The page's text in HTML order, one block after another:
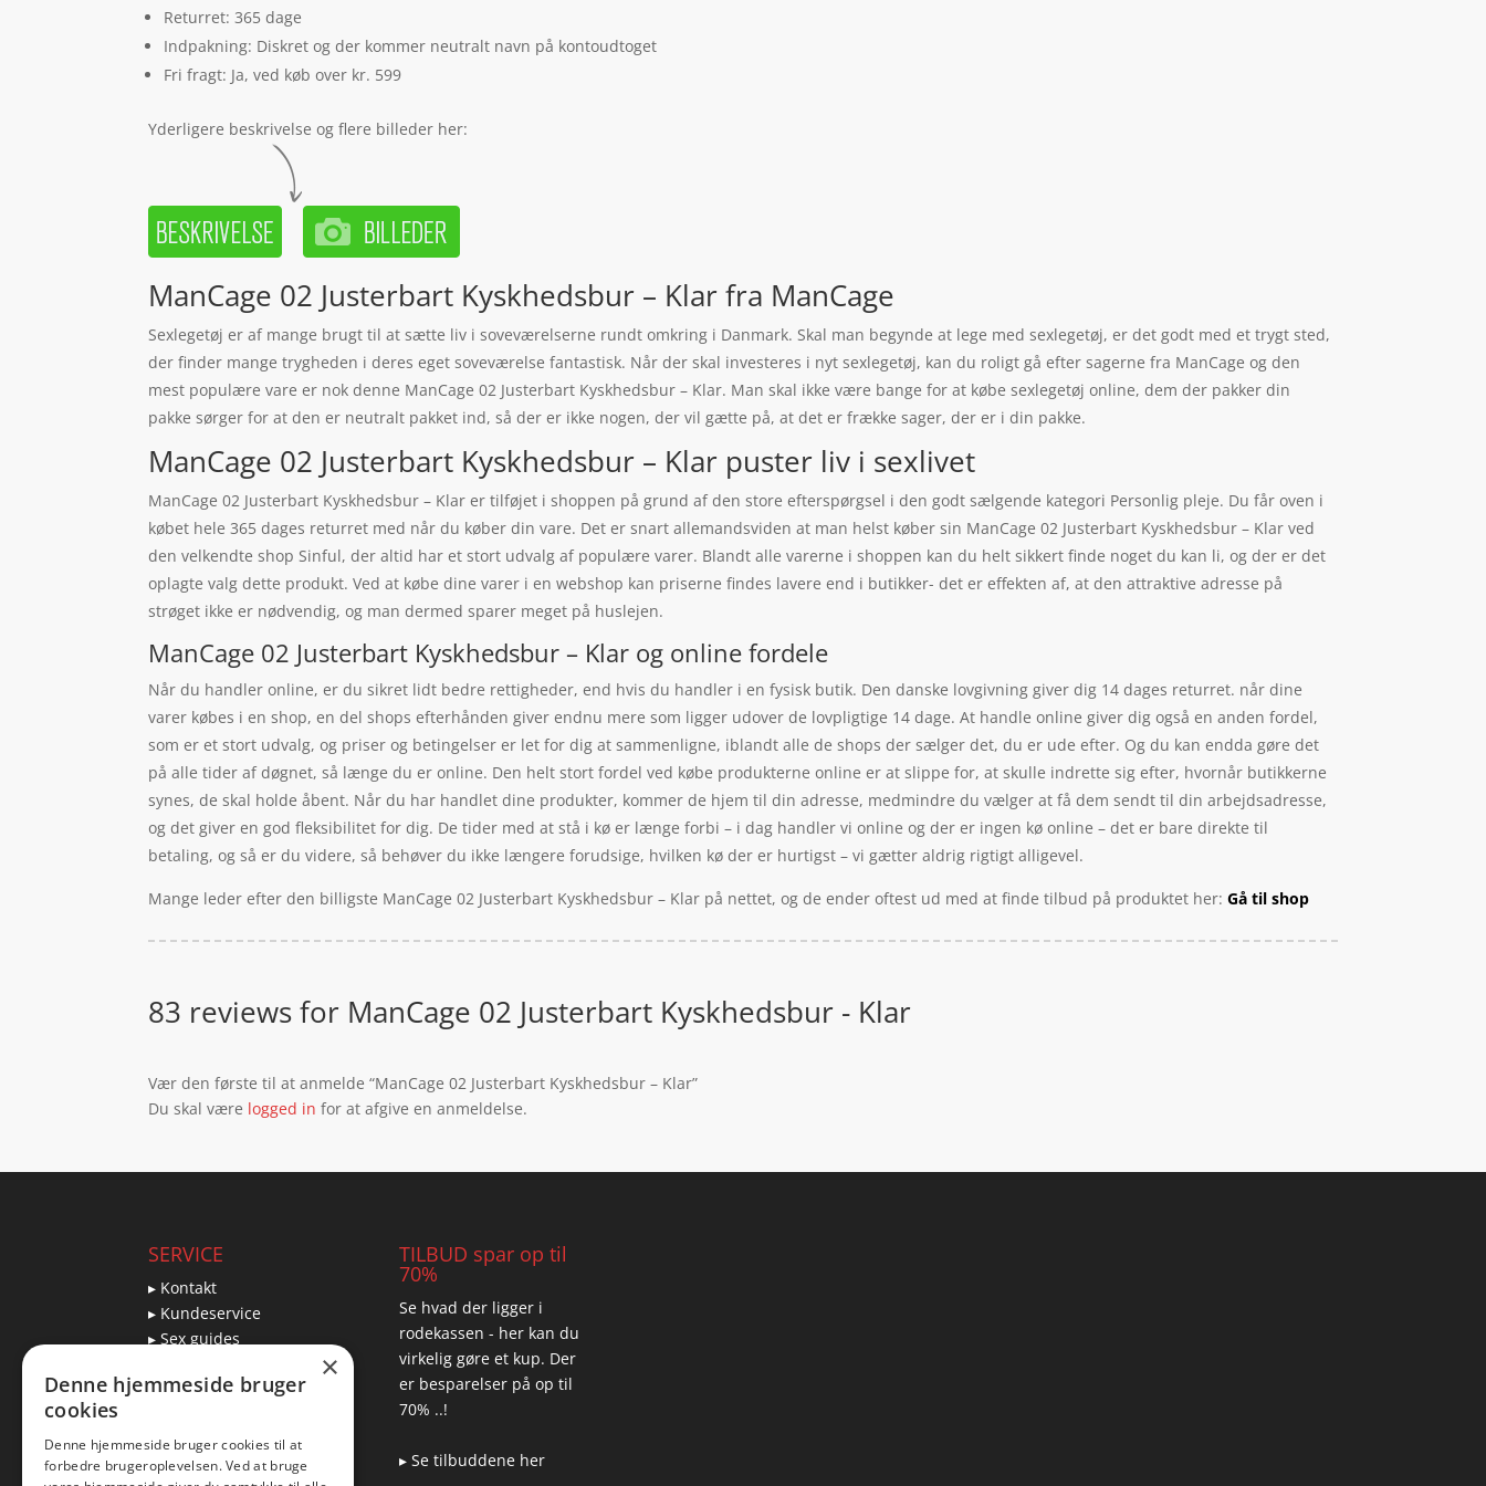
Returret: 365 dage
Indpakning: Diskret og der kommer neutralt navn på kontoudtoget
Fri fragt: Ja, ved køb over kr. 599
Yderligere beskrivelse og flere billeder her:
ManCage 02 Justerbart Kyskhedsbur – Klar fra ManCage
Sexlegetøj er af mange brugt til at sætte liv i soveværelserne rundt omkring i Danmark. Skal man begynde at lege med sexlegetøj, er det godt med et trygt sted,
der finder mange trygheden i deres eget soveværelse fantastisk. Når der skal investeres i nyt sexlegetøj, kan du roligt gå efter sagerne fra ManCage og den
mest populære vare er nok denne ManCage 02 Justerbart Kyskhedsbur – Klar. Man skal ikke være bange for at købe sexlegetøj online, dem der pakker din
pakke sørger for at den er neutralt pakket ind, så der er ikke nogen, der vil gætte på, at det er frække sager, der er i din pakke.
ManCage 02 Justerbart Kyskhedsbur – Klar puster liv i sexlivet
ManCage 02 Justerbart Kyskhedsbur – Klar er tilføjet i shoppen på grund af den store efterspørgsel i den godt sælgende kategori Personlig pleje. Du får oven i
købet hele 365 dages returret med når du køber din vare. Det er snart allemandsviden at man helst køber sin ManCage 02 Justerbart Kyskhedsbur – Klar ved
den velkendte shop Sinful, der altid har et stort udvalg af populære varer. Blandt alle varerne i shoppen kan du helt sikkert finde noget du kan li, og der er det
oplagte valg dette produkt. Ved at købe dine varer i en webshop kan priserne findes lavere end i butikker- det er effekten af, at den attraktive adresse på
strøget ikke er nødvendig, og man dermed sparer meget på huslejen.
ManCage 02 Justerbart Kyskhedsbur – Klar og online fordele
Når du handler online, er du sikret lidt bedre rettigheder, end hvis du handler i en fysisk butik. Den danske lovgivning giver dig 14 dages returret. når dine
varer købes i en shop, en del shops efterhånden giver endnu mere som ligger udover de lovpligtige 14 dage. At handle online giver dig også en anden fordel,
som er et stort udvalg, og priser og betingelser er let for dig at sammenligne, iblandt alle de shops der sælger det, du er ude efter. Og du kan endda gøre det
på alle tider af døgnet, så længe du er online. Den helt stort fordel ved købe produkterne online er at slippe for, at skulle indrette sig efter, hvornår butikkerne
synes, de skal holde åbent. Når du har handlet dine produkter, kommer de hjem til din adresse, medmindre du vælger at få dem sendt til din arbejdsadresse,
og det giver en god fleksibilitet for dig. De tider med at stå i kø er længe forbi – i dag handler vi online og der er ingen kø online – det er bare direkte til
betaling, og så er du videre, så behøver du ikke længere forudsige, hvilken kø der er hurtigst – vi gætter aldrig rigtigt alligevel.
Mange leder efter den billigste ManCage 02 Justerbart Kyskhedsbur – Klar på nettet, og de ender oftest ud med at finde tilbud på produktet her:Gå til shop
83 reviews for ManCage 02 Justerbart Kyskhedsbur - Klar
Vær den første til at anmelde “ManCage 02 Justerbart Kyskhedsbur – Klar”
Du skal være logged in for at afgive en anmeldelse.
SERVICE
▸ Kontakt
▸ Kundeservice
▸ Sex guides
▸ Returnering
Blog
TILBUD spar op til
70%
Se hvad der ligger i
rodekassen - her kan du
virkelig gøre et kup. Der
er besparelser på op til
70% ..!
▸ Se tilbuddene her
×
Denne hjemmeside bruger
cookies
Denne hjemmeside bruger cookies til at
forbedre brugeroplevelsen. Ved at bruge